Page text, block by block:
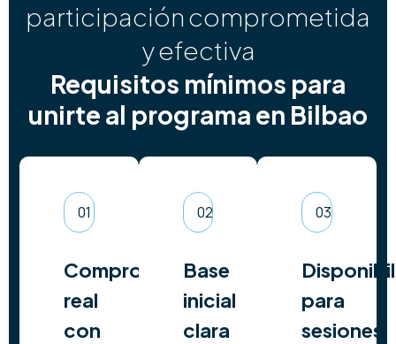
participación comprometida
y efectiva
Requisitos mínimos para
unirte al programa en Bilbao
01
Compromiso
real
con
02
Base
inicial
clara
03
para
sesiones